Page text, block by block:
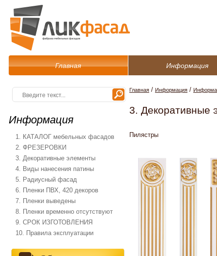
Главная Информация
Информация
1. КАТАЛОГ мебельных фасадов
2. ФРЕЗЕРОВКИ
3. Декоративные элементы
4. Виды нанесения патины
5. Радиусный фасад
6. Пленки ПВХ, 420 декоров
7. Пленки выведены
8. Пленки временно отсутствуют
9. СРОК ИЗГОТОВЛЕНИЯ
10. Правила эксплуатации
Главная / Информация /
3. Декоративные
Пилястры